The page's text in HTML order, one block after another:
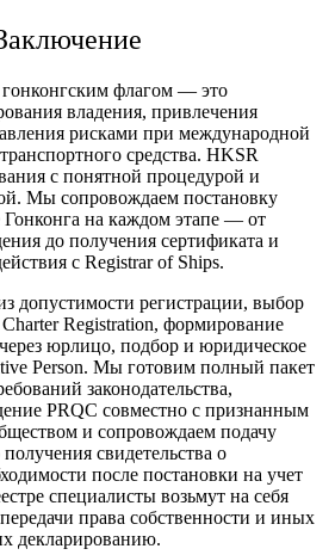
флагом — это
владения, привлечения
рисками при международной
средства. HKSR
с понятной процедурой и
Мы сопровождаем постановку
Гонконга на каждом этапе — от
до получения сертификата и
с Registrar of Ships.
допустимости регистрации, выбор
Registration, формирование
юрлицо, подбор и юридическое
Person. Мы готовим полный пакет
законодательства,
PRQC совместно с признанным
и сопровождаем подачу
свидетельства о
после постановки на учет
специалисты возьмут на себя
права собственности и иных
декларированию.